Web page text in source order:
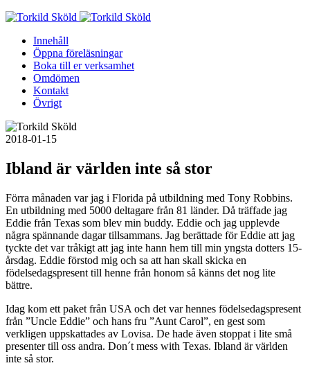
Skip
contentInnehåll
Öppna föreläsningar
Boka till er verksamhet
Omdömen
Kontakt
Övrigt
2018-01-15
Ibland är världen inte så stor
Förra månaden var jag i Florida på utbildning med Tony Robbins.
En utbildning med 5000 deltagare från 81 länder. Då träffade jag
Eddie från Texas som blev min buddy. Eddie och jag upplevde
några spännande dagar tillsammans. Jag berättade för Eddie att jag
tyckte det var tråkigt att jag inte hann hem till min yngsta dotters 15-
årsdag. Eddie förstod mig och sa att han skall skicka en
födelsedagspresent till henne från honom så känns det nog lite
bättre.
Idag kom ett paket från USA och det var hennes födelsedagspresent
från ”Uncle Eddie” och hans fru ”Aunt Carol”, en gest som
verkligen uppskattades av Lovisa. De hade även stoppat i lite små
presenter till oss andra. Don´t mess with Texas. Ibland är världen
inte så stor.